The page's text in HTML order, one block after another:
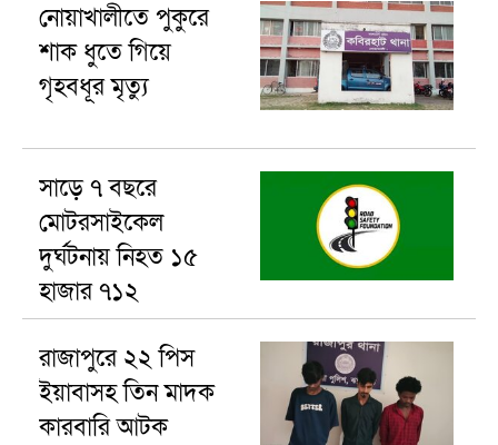
নোয়াখালীতে পুকুরে
শাক ধুতে গিয়ে
গৃহবধূর মৃত্যু
সাড়ে ৭ বছরে
মোটরসাইকেল
দুর্ঘটনায় নিহত ১৫
হাজার ৭১২
রাজাপুরে ২২ পিস
ইয়াবাসহ তিন মাদক
কারবারি আটক